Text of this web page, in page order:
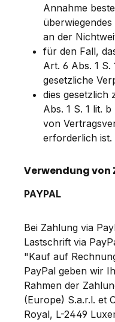
Annahme
an der
für den Fall,
Art. 6 Abs. 1 S.
gesetzliche
dies gesetzlich
Abs. 1 S. 1 lit.
von
erforderlich ist.
Verwendung
PAYPAL
Bei Zahlung via
Lastschrift via
"Kauf auf
PayPal geben wir
Rahmen der
(Europe) S.a.r.l. et
Royal, L-2449